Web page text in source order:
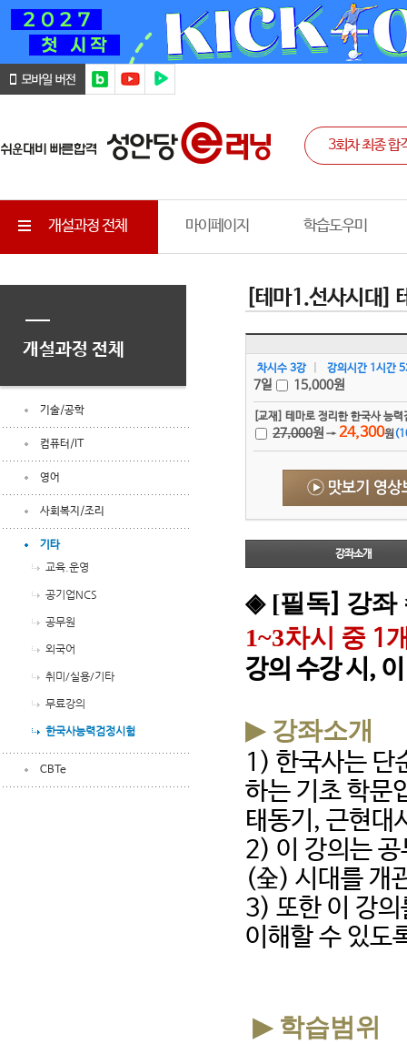
개설과정 전체 마이페이지 학습도우미
개설과정 전체
기술/공학
컴퓨터/IT
영어
사회복지/조리
기타
교육.운영
공기업NCS
공무원
외국어
취미/실용/기타
무료강의
한국사능력검정시험
CBTe
[테마1.선사시대]
차시수 3강 강의시간 1시간
7일 15,000원
[교재] 테마로 정리한 한국사 능
27,000원 → 24,300원(
강좌소개
◈ [필독] 강좌
1~3차시 중 1
강의 수강 시 ,
▶ 강좌소개
1) 한국사는 단
하는 기초 학문
태동기 , 근현대
2) 이 강의는
(全) 시대를 개
3) 또한 이 강
이해할 수 있도
▶ 학습범위